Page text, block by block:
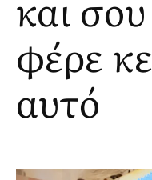
και
φέρε
αυτό